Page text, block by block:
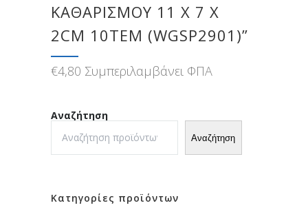
ΚΑΘΑΡΙΣΜΟΥ 11 Χ 7 Χ
2CM 10ΤΕΜ (WGSP2901)”
€4,80 Συμπεριλαμβάνει ΦΠΑ
Αναζήτηση
Αναζήτηση
Κατηγορίες προϊόντων